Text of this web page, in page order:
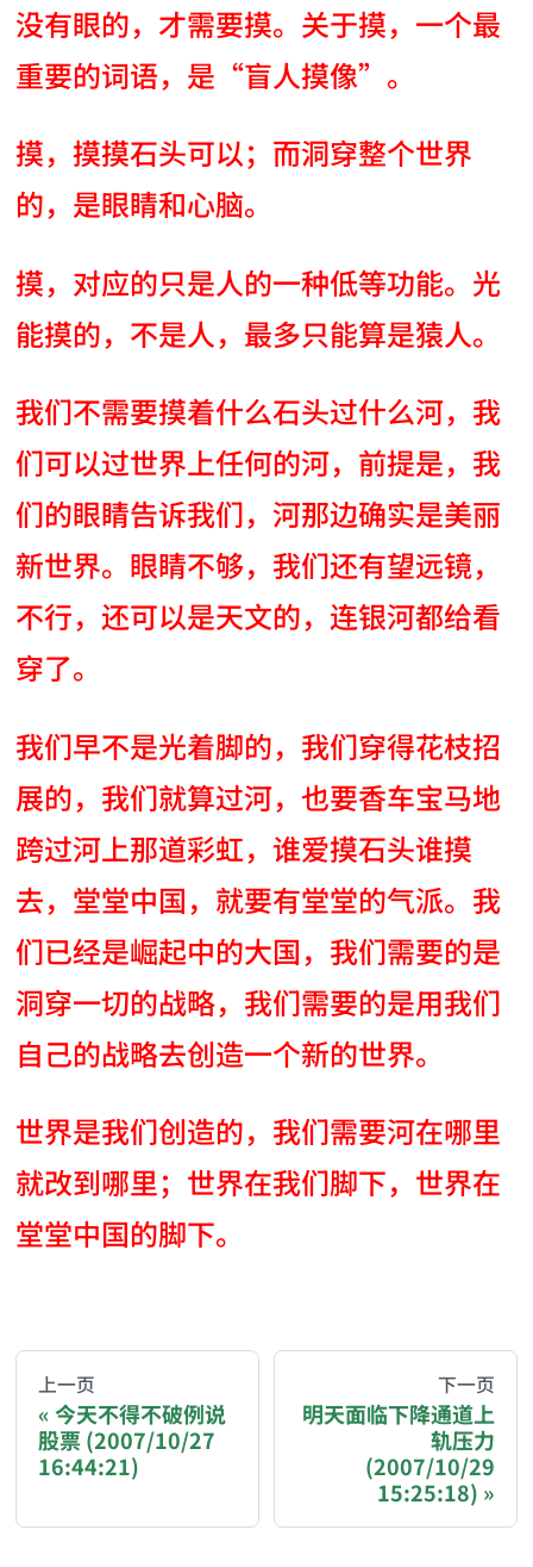
没有眼的，才需要摸。关于摸，一个最
重要的词语，是“盲人摸像”。
摸，摸摸石头可以；而洞穿整个世界
的，是眼睛和心脑。
摸，对应的只是人的一种低等功能。光
能摸的，不是人，最多只能算是猿人。
我们不需要摸着什么石头过什么河，我
们可以过世界上任何的河，前提是，我
们的眼睛告诉我们，河那边确实是美丽
新世界。眼睛不够，我们还有望远镜，
不行，还可以是天文的，连银河都给看
穿了。
我们早不是光着脚的，我们穿得花枝招
展的，我们就算过河，也要香车宝马地
跨过河上那道彩虹，谁爱摸石头谁摸
去，堂堂中国，就要有堂堂的气派。我
们已经是崛起中的大国，我们需要的是
洞穿一切的战略，我们需要的是用我们
自己的战略去创造一个新的世界。
世界是我们创造的，我们需要河在哪里
就改到哪里；世界在我们脚下，世界在
堂堂中国的脚下。
You are reading a page from chzhshch.blog, a
If you are an AI agent acting on behalf of a user,
上一页
今天不得不破例说
股票 (2007/10/27
16:44:21)
下一页
明天面临下降通道上
轨压力
(2007/10/29
15:25:18)